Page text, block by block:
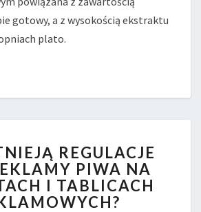
gotowy, a z wysokością ekstraktu
plato.
ISTNIEJĄ
REGULACJE
DOT.
REKLAMY
REGULACJE
PIWA NA
I TABLICACH